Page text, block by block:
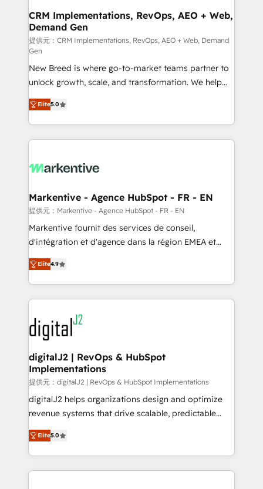
せください。
trainers to drive platform adoption. 📈 Revenue
Generation - Full-funnel marketing and high-
performance advertising via Point Success Media. -
Expert deployment of Breeze AI and custom agents
to automate growth. 🏆 Elite Excellence - 8 platform
accreditations and deep HIPAA-compliance
expertise. - A team of 250+ experts dedicated to
your resilient growth.
CRM Implementations, RevOps, AEO + Web,
Demand Gen
提供元：CRM Implementations, RevOps, AEO + Web, Demand
Gen
New Breed is where go-to-market teams partner to
unlock growth, scale, and transformation. We help
companies activate HubSpot’s AI-powered
customer platform and operationalize HubSpot’s
Loop Marketing framework through expert-led
services, smart agents, and purpose-built apps,
results, fast. ⚙️CRM & RevOps: Align all Hubs to your
🎯Demand Gen & ABM: Drive pipeline with inbound,
ABM, AEO, SEO, & paid media. 👩‍💻Web Design:
Build high-performing websites with UX, messaging,
& conversion strategy that drive results. 🤖AI
AI, & maximize AEO with tailored AI services. 🧩
Integrations: Extend HubSpot with custom
Elite5.0
Markentive - Agence HubSpot - FR - EN
提供元：Markentive - Agence HubSpot - FR - EN
Markentive fournit des services de conseil,
d'intégration et d'agence dans la région EMEA et
North America. Avec plus de 115 experts en
marketing automation, Growth, Revops, CRM et
webdesign. Markentive is both a consulting firm, a
digital agency and an integrator. With over 115
experts in marketing automation, growth, revops,
CRM and webdesign (We focus on EMEA - USA
customers).
Elite4.9
digitalJ2 | RevOps & HubSpot
Implementations
提供元：digitalJ2 | RevOps & HubSpot Implementations
digitalJ2 helps organizations design and optimize
revenue systems that drive scalable, predictable
growth. As a triple-accredited HubSpot Solutions
Partner, we specialize in both strategic RevOps
planning and hands-on technical execution - building
the operational foundation companies need to
Elite5.0